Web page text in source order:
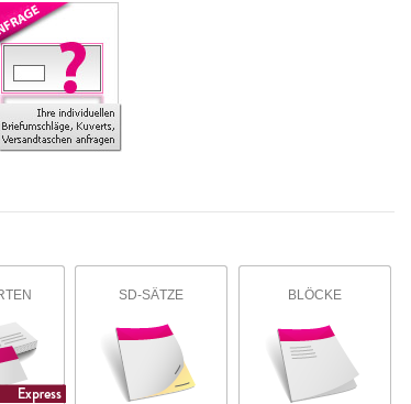
SD-SÄTZE BLÖCKE